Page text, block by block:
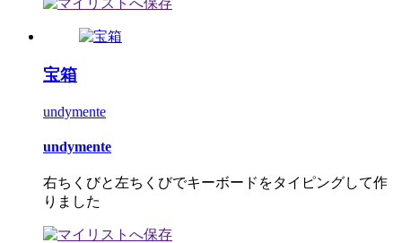
宝箱
undymente
undymente
右ちくびと左ちくびでキーボードをタイピングして作
りました